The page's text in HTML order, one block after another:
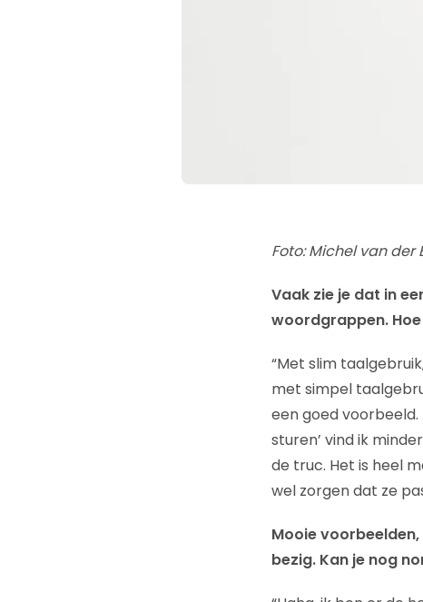
Foto: Michel van der
Vaak zie je dat in
woordgrappen.
“Met slim
met simpel
een goed voorbeeld.
sturen’ vind ik
de truc. Het is heel
wel zorgen dat ze
Mooie
bezig. Kan je nog